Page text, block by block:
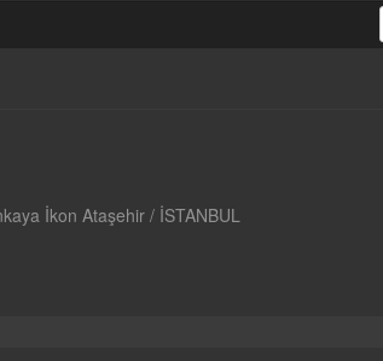
İkon Ataşehir / İSTANBUL